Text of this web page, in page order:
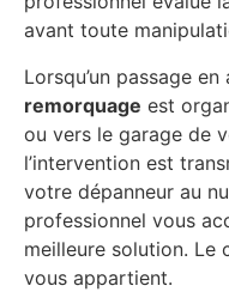
avant toute
Lorsqu’un passage
remorquage est
ou vers le garage de
l’intervention est
votre dépanneur au
professionnel vous
meilleure solution. Le
vous appartient.